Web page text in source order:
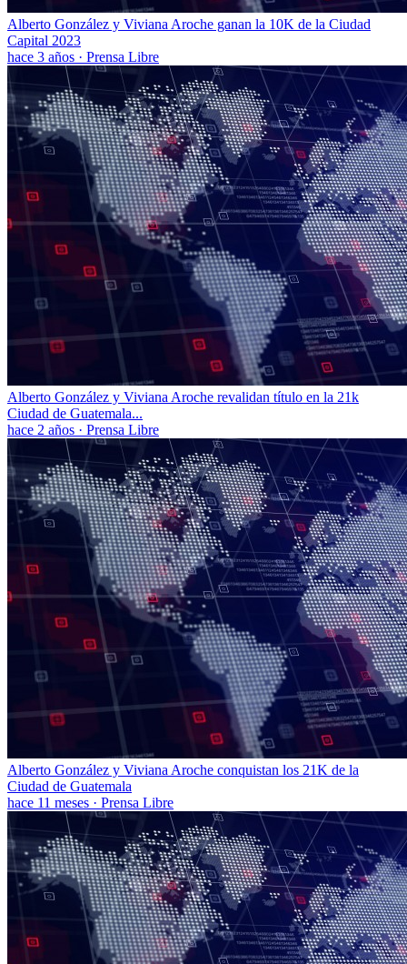
Alberto González y Viviana Aroche ganan la 10K de la Ciudad
Capital 2023
hace 3 años · Prensa Libre
Alberto González y Viviana Aroche revalidan título en la 21k
Ciudad de Guatemala...
hace 2 años · Prensa Libre
Alberto González y Viviana Aroche conquistan los 21K de la
Ciudad de Guatemala
hace 11 meses · Prensa Libre